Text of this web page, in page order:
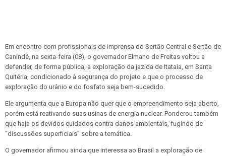
Em encontro com profissionais de imprensa do Sertão Central e Sertão de
Canindé, na sexta-feira (08), o governador Elmano de Freitas voltou a
defender, de forma pública, a exploração da jazida de Itataia, em Santa
Quitéria, condicionado à segurança do projeto e que o processo de
exploração do urânio e do fosfato seja bem-sucedido.
Ele argumenta que a Europa não quer que o empreendimento seja aberto,
porém está reativando suas usinas de energia nuclear. Ponderou também
que haja os devidos cuidados contra danos ambientais, fugindo de
“discussões superficiais” sobre a temática.
O governador afirmou ainda que interessa ao Brasil a exploração de